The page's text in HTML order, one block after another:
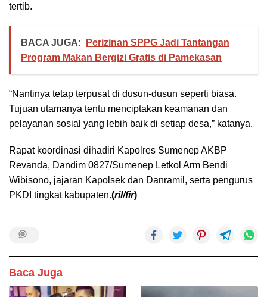
tertib.
BACA JUGA:
Perizinan SPPG Jadi Tantangan
Program Makan Bergizi Gratis di Pamekasan
“Nantinya tetap terpusat di dusun-dusun seperti biasa.
Tujuan utamanya tentu menciptakan keamanan dan
pelayanan sosial yang lebih baik di setiap desa,” katanya.
Rapat koordinasi dihadiri Kapolres Sumenep AKBP
Revanda, Dandim 0827/Sumenep Letkol Arm Bendi
Wibisono, jajaran Kapolsek dan Danramil, serta pengurus
PKDI tingkat kabupaten.(ril/fir)
Baca Juga